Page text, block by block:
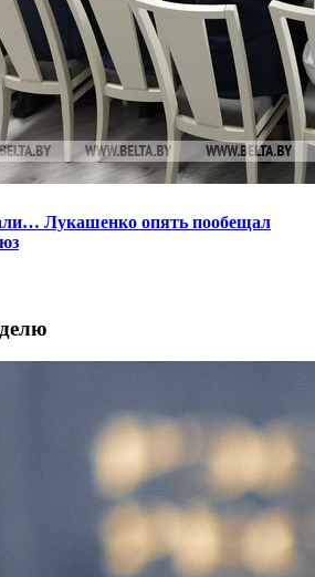
Лукашенко опять пообещал